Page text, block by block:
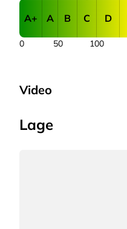
A+ A B C D
50 100
0
Video
Lage